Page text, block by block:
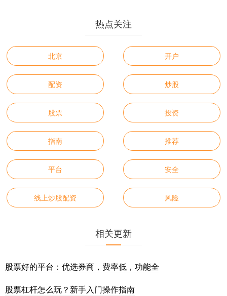
热点关注
北京 开户
配资 炒股
股票 投资
指南 推荐
平台 安全
线上炒股配资 风险
相关更新
股票好的平台：优选券商，费率低，功能全
股票杠杆怎么玩？新手入门操作指南